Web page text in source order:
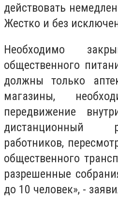
действовать
Жестко и без
Необходимо
общественного
должны только
магазины,
передвижение
дистанционный
работников,
общественного
разрешенные
до 10 человек», -